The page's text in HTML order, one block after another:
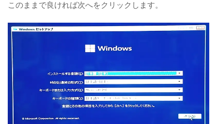
このままで良ければ次へをクリックします。